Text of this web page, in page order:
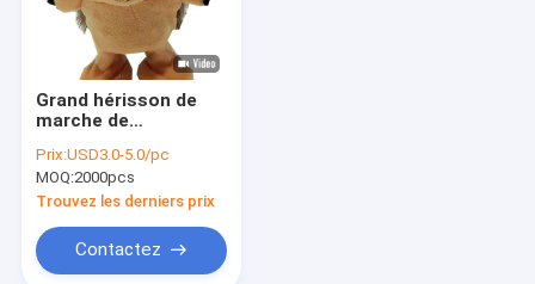
Grand hérisson de
marche de
Stuffed Animal For
Education de 15cm
0.49ft
Prix:USD3.0-5.0/pc
MOQ:2000pcs
Trouvez les derniers prix
Contactez